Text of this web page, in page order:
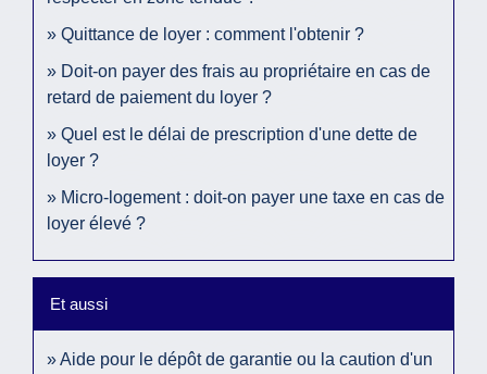
Quittance de loyer : comment l'obtenir ?
Doit-on payer des frais au propriétaire en cas de
retard de paiement du loyer ?
Quel est le délai de prescription d'une dette de
loyer ?
Micro-logement : doit-on payer une taxe en cas de
loyer élevé ?
Et aussi
Aide pour le dépôt de garantie ou la caution d'un